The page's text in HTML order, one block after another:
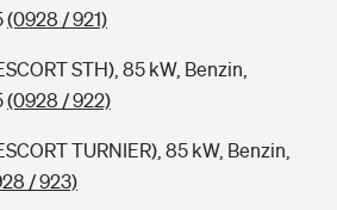
(0928 / 921)
STH), 85 kW, Benzin,
(0928 / 922)
TURNIER), 85 kW, Benzin,
/ 923)